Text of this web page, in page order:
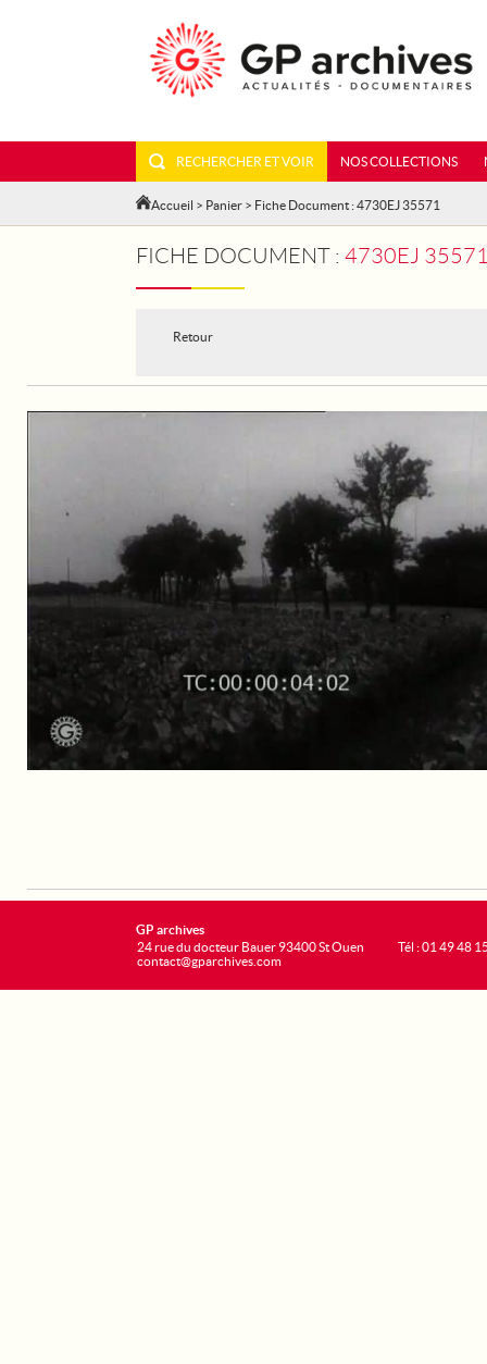
RECHERCHER ET VOIR NOS COLLECTIONS
Accueil > Panier > Fiche Document : 4730EJ 35571
FICHE DOCUMENT : 4730EJ 35571
Retour
GP archives
24 rue du docteur Bauer 93400 St Ouen
contact@gparchives.com
Tél : 01 49 48